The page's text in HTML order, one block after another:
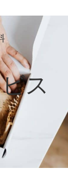
ス